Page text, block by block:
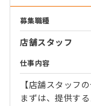
募集職種
店舗スタッフ
仕事内容
【店舗スタッフ
まずは、提供す